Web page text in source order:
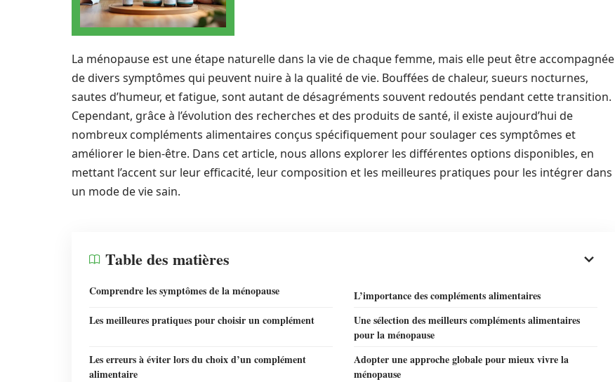
La ménopause est une étape naturelle dans la vie de chaque femme, mais elle peut être accompagnée
de divers symptômes qui peuvent nuire à la qualité de vie. Bouffées de chaleur, sueurs nocturnes,
sautes d’humeur, et fatigue, sont autant de désagréments souvent redoutés pendant cette transition.
Cependant, grâce à l’évolution des recherches et des produits de santé, il existe aujourd’hui de
nombreux compléments alimentaires conçus spécifiquement pour soulager ces symptômes et
améliorer le bien-être. Dans cet article, nous allons explorer les différentes options disponibles, en
mettant l’accent sur leur efficacité, leur composition et les meilleures pratiques pour les intégrer dans
un mode de vie sain.
Table des matières
Comprendre les symptômes de la ménopause
L’importance des compléments alimentaires
Les meilleures pratiques pour choisir un complément
Une sélection des meilleurs compléments alimentaires
pour la ménopause
Les erreurs à éviter lors du choix d’un complément
alimentaire
Adopter une approche globale pour mieux vivre la
ménopause